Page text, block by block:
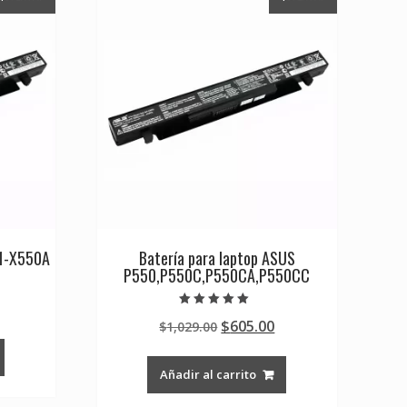
X550A Batería para laptop ASUS
P550,P550C,P550CA,P550CC
5.00
de 5
$1,029.00 Original
was:
$1,029.00.
$605.00Current
Añadir al carrito